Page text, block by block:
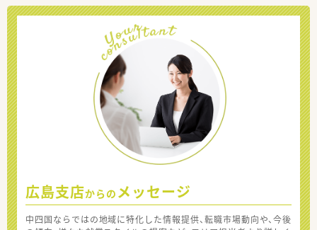
広島支店からの メッセージ
中四国ならではの地域に特化した情報提供、転職市場動向や、今後